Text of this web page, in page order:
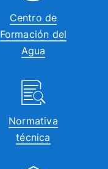
Centro de
Formación del
Agua
Normativa
técnica